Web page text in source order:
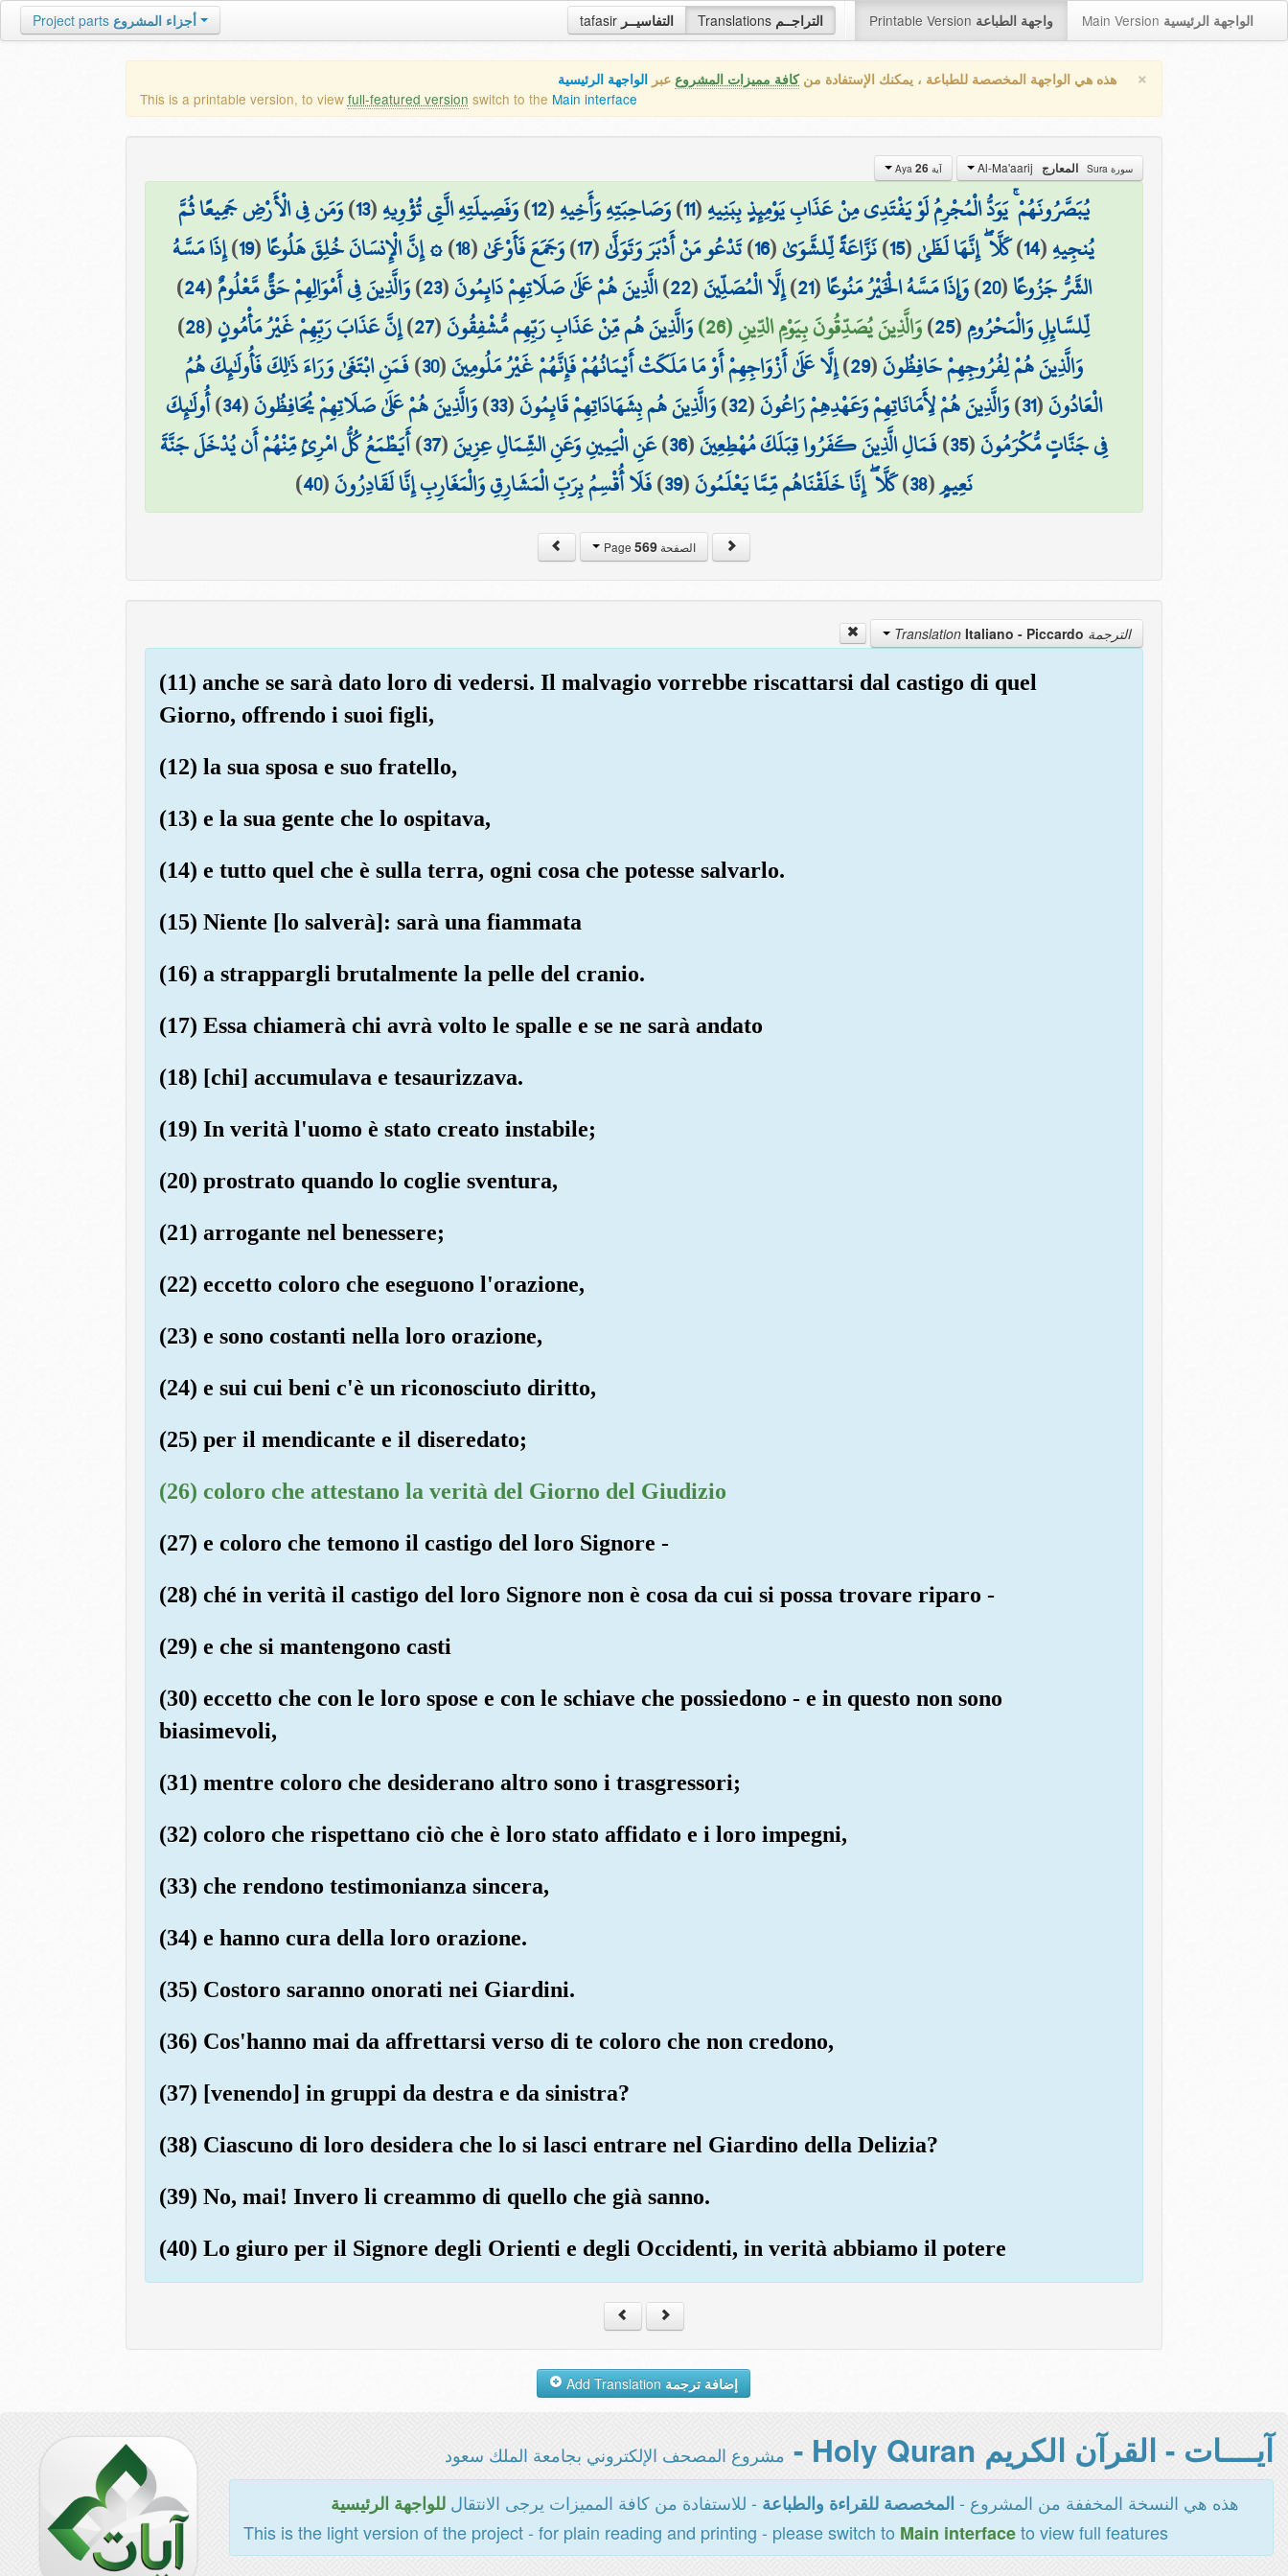
tafasir التفاسيــر Translations التراجــم Printable Version واجهة الطباعة Main Version الواجهة الرئيسية Project parts أجزاء المشروع
× هذه هي الواجهة المخصصة للطباعة ، يمكنك الإستفادة منكافة مميزات المشروع عبر الواجهة الرئيسية
This is a printable version, to view full-featured version switch to the Main interface
سورة Sura المعارج آية Aya 26
يُبَصَّرُونَهُمْ ۚ يَوَدُّ الْمُجْرِمُ لَوْ يَفْتَدِي مِنْ عَذَابِ يَوْمِئِذٍ بِبَنِيهِ(
11
)وَصَاحِبَتِهِ وَأَخِيهِ(
12
)وَفَصِيلَتِهِ الَّتِي تُؤْوِيهِ(
13
)وَمَن فِي الْأَرْضِ جَمِيعًا ثُمَّ
يُنجِيهِ(
14
)كَلَّا ۖ إِنَّهَا لَظَىٰ(
15
)نَزَّاعَةً لِّلشَّوَىٰ(
16
)تَدْعُو مَنْ أَدْبَرَ وَتَوَلَّىٰ(
17
)وَجَمَعَ فَأَوْعَىٰ(
18
)۞ إِنَّ الْإِنسَانَ خُلِقَ هَلُوعًا(
19
)إِذَا مَسَّهُ
الشَّرُّ جَزُوعًا(
20
)وَإِذَا مَسَّهُ الْخَيْرُ مَنُوعًا(
21
)إِلَّا الْمُصَلِّينَ(
22
)الَّذِينَ هُمْ عَلَىٰ صَلَاتِهِمْ دَائِمُونَ(
23
)وَالَّذِينَ فِي أَمْوَالِهِمْ حَقٌّ مَّعْلُومٌ(
24
)
لِّلسَّائِلِ وَالْمَحْرُومِ(
25
)وَالَّذِينَ يُصَدِّقُونَ بِيَوْمِ الدِّينِ (26) وَالَّذِينَ هُم مِّنْ عَذَابِ رَبِّهِم مُّشْفِقُونَ(
27
)إِنَّ عَذَابَ رَبِّهِمْ غَيْرُ مَأْمُونٍ(
28
)
وَالَّذِينَ هُمْ لِفُرُوجِهِمْ حَافِظُونَ(
29
)إِلَّا عَلَىٰ أَزْوَاجِهِمْ أَوْ مَا مَلَكَتْ أَيْمَانُهُمْ فَإِنَّهُمْ غَيْرُ مَلُومِينَ(
30
)فَمَنِ ابْتَغَىٰ وَرَاءَ ذَٰلِكَ فَأُولَٰئِكَ هُمُ
الْعَادُونَ(
31
)وَالَّذِينَ هُمْ لِأَمَانَاتِهِمْ وَعَهْدِهِمْ رَاعُونَ(
32
)وَالَّذِينَ هُم بِشَهَادَاتِهِمْ قَائِمُونَ(
33
)وَالَّذِينَ هُمْ عَلَىٰ صَلَاتِهِمْ يُحَافِظُونَ(
34
)أُولَٰئِكَ
فِي جَنَّاتٍ مُّكْرَمُونَ(
35
)فَمَالِ الَّذِينَ كَفَرُوا قِبَلَكَ مُهْطِعِينَ(
36
)عَنِ الْيَمِينِ وَعَنِ الشِّمَالِ عِزِينَ(
37
)أَيَطْمَعُ كُلُّ امْرِئٍ مِّنْهُمْ أَن يُدْخَلَ جَنَّةَ
نَعِيمٍ(
38
)كَلَّا ۖ إِنَّا خَلَقْنَاهُم مِّمَّا يَعْلَمُونَ(
39
)فَلَا أُقْسِمُ بِرَبِّ الْمَشَارِقِ وَالْمَغَارِبِ إِنَّا لَقَادِرُونَ(
40
)
الصفحة Page569
الترجمة Translation Italiano - Piccardo
(11) anche se sarà dato loro di vedersi. Il malvagio vorrebbe riscattarsi dal castigo di quel
Giorno, offrendo i suoi figli,
(12) la sua sposa e suo fratello,
(13) e la sua gente che lo ospitava,
(14) e tutto quel che è sulla terra, ogni cosa che potesse salvarlo.
(15) Niente [lo salverà]: sarà una fiammata
(16) a strappargli brutalmente la pelle del cranio.
(17) Essa chiamerà chi avrà volto le spalle e se ne sarà andato
(18) [chi] accumulava e tesaurizzava.
(19) In verità l'uomo è stato creato instabile;
(20) prostrato quando lo coglie sventura,
(21) arrogante nel benessere;
(22) eccetto coloro che eseguono l'orazione,
(23) e sono costanti nella loro orazione,
(24) e sui cui beni c'è un riconosciuto diritto,
(25) per il mendicante e il diseredato;
(26) coloro che attestano la verità del Giorno del Giudizio
(27) e coloro che temono il castigo del loro Signore -
(28) ché in verità il castigo del loro Signore non è cosa da cui si possa trovare riparo -
(29) e che si mantengono casti
(30) eccetto che con le loro spose e con le schiave che possiedono - e in questo non sono
biasimevoli,
(31) mentre coloro che desiderano altro sono i trasgressori;
(32) coloro che rispettano ciò che è loro stato affidato e i loro impegni,
(33) che rendono testimonianza sincera,
(34) e hanno cura della loro orazione.
(35) Costoro saranno onorati nei Giardini.
(36) Cos'hanno mai da affrettarsi verso di te coloro che non credono,
(37) [venendo] in gruppi da destra e da sinistra?
(38) Ciascuno di loro desidera che lo si lasci entrare nel Giardino della Delizia?
(39) No, mai! Invero li creammo di quello che già sanno.
(40) Lo giuro per il Signore degli Orienti e degli Occidenti, in verità abbiamo il potere
إضافة ترجمة
آيــــات - القرآن الكريم Holy Quran - مشروع المصحف الإلكتروني بجامعة الملك سعود
هذه هي النسخة المخففة من المشروع - المخصصة للقراءة والطباعة - للاستفادة من كافة المميزات يرجى الانتقالللواجهة الرئيسية
This is the light version of the project - for plain reading and printing - please switch to Main interfaceto view full features